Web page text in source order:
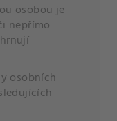
osobou je
nepřímo
osobních